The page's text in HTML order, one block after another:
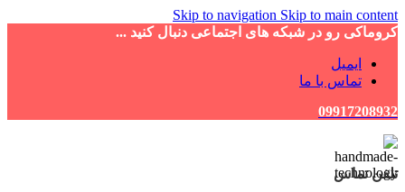
Skip to navigation Skip to main content
کروماکی رو در شبکه های اجتماعی دنبال کنید ...
ایمیل
تماس با ما
09917208932
تلفن تماس